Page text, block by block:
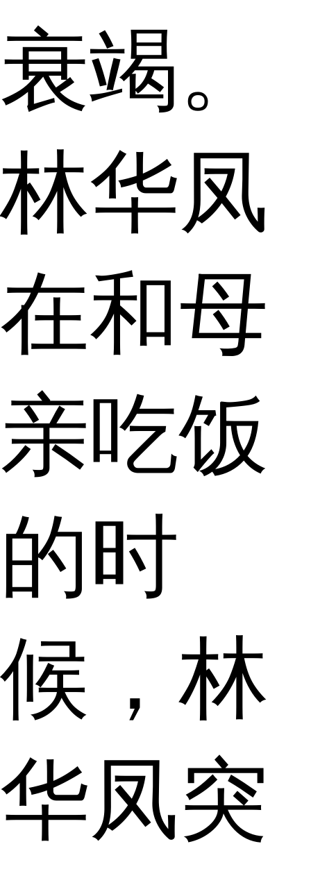
衰竭。
林华凤
在和母
亲吃饭
的时
候，林
华凤突